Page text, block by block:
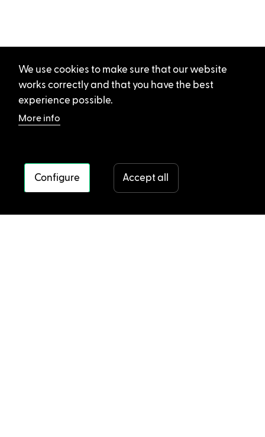
We use cookies to make sure that our website
works correctly and that you have the best
experience possible.
More info
Configure Accept all